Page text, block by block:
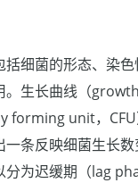
括细菌的形态、染
。生长曲线（
forming unit，
条反映细菌生长数
分为迟缓期（lag